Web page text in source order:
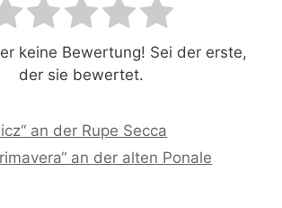
keine Bewertung! Sei der erste,
der sie bewertet.
an der Rupe Secca
an der alten Ponale